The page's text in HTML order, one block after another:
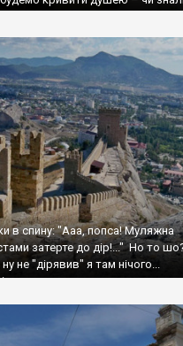
в спину: "Ааа, попса! Муляжна
затерте до дір!..." Но то
не "дірявив" я там нічого...